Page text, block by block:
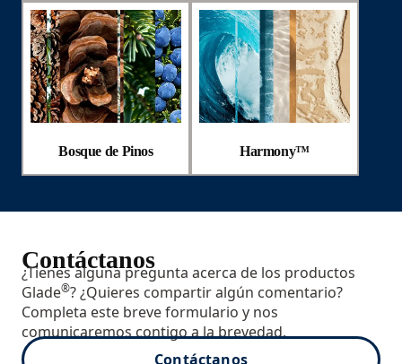
Bosque de Pinos Harmony™
Contáctanos
¿Tienes alguna pregunta acerca de los productos
Glade®? ¿Quieres compartir algún comentario?
Completa este breve formulario y nos
comunicaremos contigo a la brevedad.
Contáctanos